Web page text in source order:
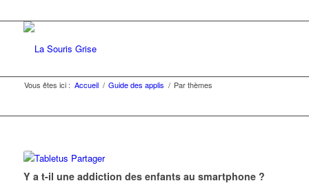
Vous êtes ici : Accueil / Guide des applis / Par thèmes
Y a t-il une addiction des enfants au smartphone ?